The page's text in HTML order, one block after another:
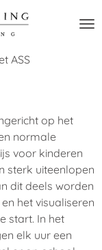
ASS
op het
normale
voor kinderen
sterk uiteenlopen
dit deels worden
het visualiseren
start. In het
elk uur een